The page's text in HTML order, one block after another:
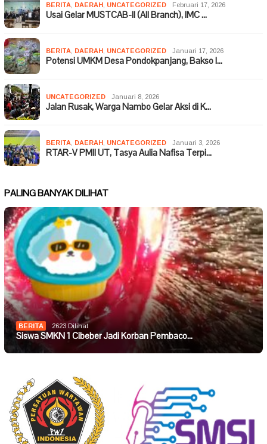
BERITA DAERAH UNCATEGORIZED Februari 17, 2026
Usai Gelar MUSTCAB-II (All Branch), IMC …
BERITA DAERAH UNCATEGORIZED Januari 17, 2026
Potensi UMKM Desa Pondokpanjang, Bakso I…
UNCATEGORIZED Januari 8, 2026
Jalan Rusak, Warga Nambo Gelar Aksi di K…
BERITA DAERAH UNCATEGORIZED Januari 3, 2026
RTAR-V PMII UT, Tasya Aulia Nafisa Terpi…
PALING BANYAK DILIHAT
BERITA 2623 Dilihat
Siswa SMKN 1 Cibeber Jadi Korban Pembaco…